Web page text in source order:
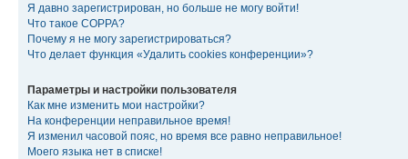
Я давно зарегистрирован, но больше не могу войти!
Что такое COPPA?
Почему я не могу зарегистрироваться?
Что делает функция «Удалить cookies конференции»?
Параметры и настройки пользователя
Как мне изменить мои настройки?
На конференции неправильное время!
Я изменил часовой пояс, но время все равно неправильное!
Моего языка нет в списке!